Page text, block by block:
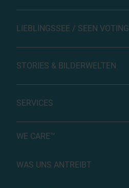
LIEBLINGSSEE / SEEN VOTING
STORIES & BILDERWELTEN
SERVICES
WE CARE™
WAS UNS ANTREIBT